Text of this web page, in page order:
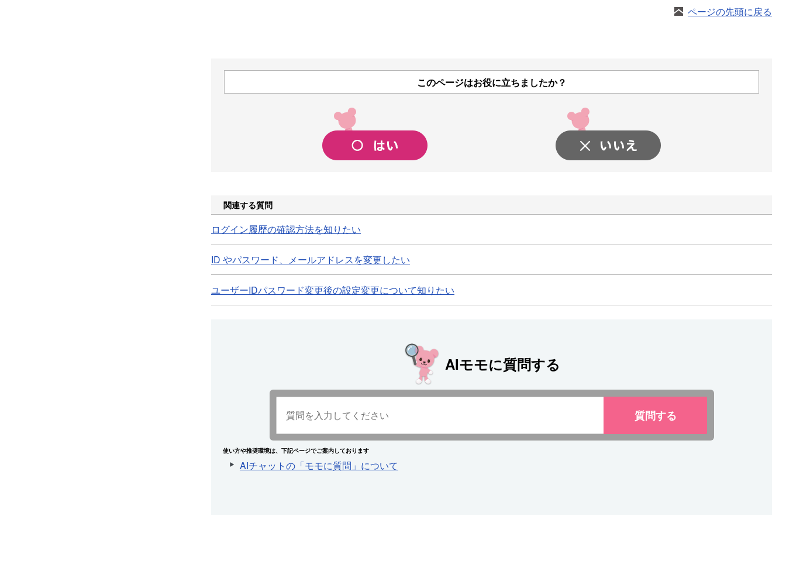
ページの先頭に戻る
このページはお役に立ちましたか？
関連する質問
ログイン履歴の確認方法を知りたい
ID やパスワード、メールアドレスを変更したい
ユーザーIDパスワード変更後の設定変更について知りたい
AIモモに質問する
質問する
使い方や推奨環境は、下記ページでご案内しております
AIチャットの「モモに質問」について